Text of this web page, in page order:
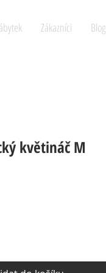
Zákazníci Blog
květináč M